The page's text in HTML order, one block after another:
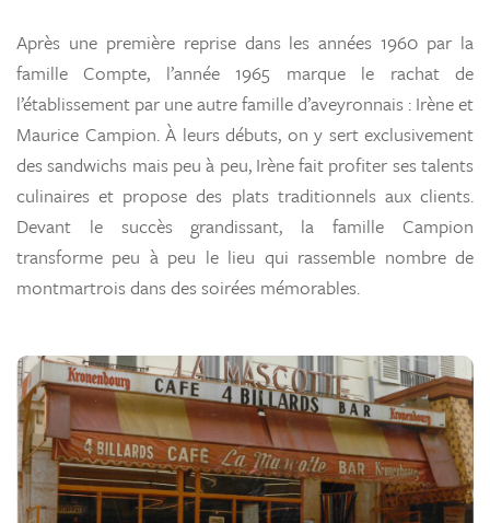
Après une première reprise dans les années 1960 par la
famille Compte, l’année 1965 marque le rachat de
l’établissement par une autre famille d’aveyronnais : Irène et
Maurice Campion. À leurs débuts, on y sert exclusivement
des sandwichs mais peu à peu, Irène fait profiter ses talents
culinaires et propose des plats traditionnels aux clients.
Devant le succès grandissant, la famille Campion
transforme peu à peu le lieu qui rassemble nombre de
montmartrois dans des soirées mémorables.